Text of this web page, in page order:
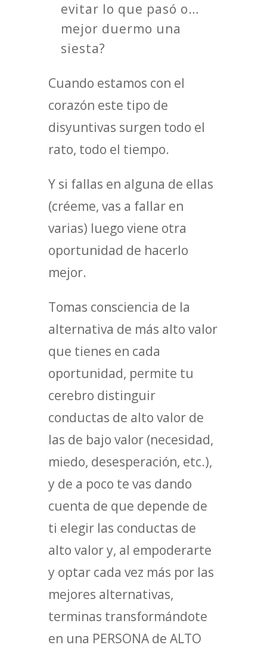
evitar lo que pasó o…
mejor duermo una
siesta?
Cuando estamos con el
corazón este tipo de
disyuntivas surgen todo el
rato, todo el tiempo.
Y si fallas en alguna de ellas
(créeme, vas a fallar en
varias) luego viene otra
oportunidad de hacerlo
mejor.
Tomas consciencia de la
alternativa de más alto valor
que tienes en cada
oportunidad, permite tu
cerebro distinguir
conductas de alto valor de
las de bajo valor (necesidad,
miedo, desesperación, etc.),
y de a poco te vas dando
cuenta de que depende de
ti elegir las conductas de
alto valor y, al empoderarte
y optar cada vez más por las
mejores alternativas,
terminas transformándote
en una PERSONA de ALTO